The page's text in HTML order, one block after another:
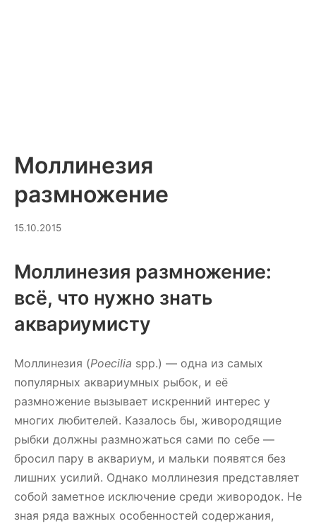
Моллинезия
размножение
15.10.201513.07.2026
Моллинезия размножение:
всё, что нужно знать
аквариумисту
Моллинезия (Poecilia spp.) — одна из самых
популярных аквариумных рыбок, и её
размножение вызывает искренний интерес у
многих любителей. Казалось бы, живородящие
рыбки должны размножаться сами по себе —
бросил пару в аквариум, и мальки появятся без
лишних усилий. Однако моллинезия представляет
собой заметное исключение среди живородок. Не
зная ряда важных особенностей содержания,